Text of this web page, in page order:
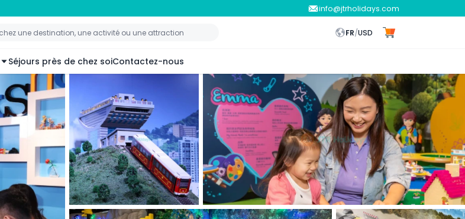
info@jtrholidays.com
FR/USD
Séjours près de chez soiContactez-nous